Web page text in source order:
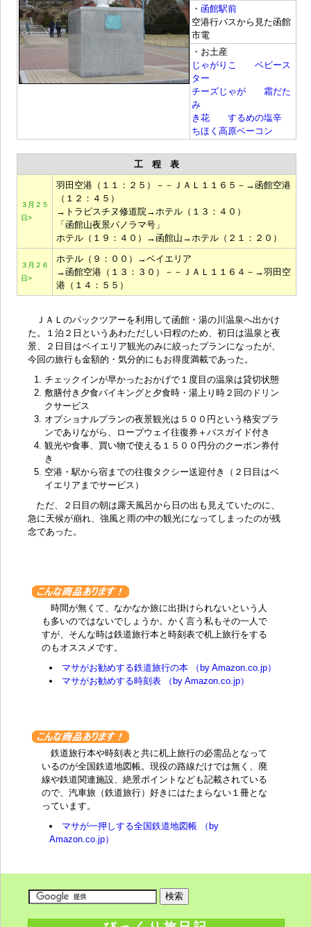
・ 函館駅前
空港行バスから見た函館
市電
・お土産
じゃがりこ
ベビース
ター
チーズじゃが
霜だた
み
き花
するめの塩辛
ちほく高原ベーコン
工 程 表
３月２５
日>
羽田空港（１１：２５）－－ＪＡＬ１１６５－→函館空港
（１２：４５）
→トラピスチヌ修道院→ホテル（１３：４０）
「函館山夜景パノラマ号」
ホテル（１９：４０）→函館山→ホテル（２１：２０）
３月２６
日>
ホテル（９：００）→ベイエリア
→函館空港（１３：３０）－－ＪＡＬ１１６４－→羽田空
港（１４：５５）
ＪＡＬのパックツアーを利用して函館・湯の川温泉へ出かけ
た。１泊２日というあわただしい日程のため、初日は温泉と夜
景、２日目はベイエリア観光のみに絞ったプランになったが、
今回の旅行も金額的・気分的にもお得度満載であった。
チェックインが早かったおかげで１度目の温泉は貸切状態
敷膳付き夕食バイキングと夕食時・湯上り時２回のドリン
クサービス
オプショナルプランの夜景観光は５００円という格安プラ
ンでありながら、ロープウェイ往復券＋バスガイド付き
観光や食事、買い物で使える１５００円分のクーポン券付
き
空港・駅から宿までの往復タクシー送迎付き（２日目はベ
イエリアまでサービス）
ただ、２日目の朝は露天風呂から日の出も見えていたのに、
急に天候が崩れ、強風と雨の中の観光になってしまったのが残
念であった。
時間が無くて、なかなか旅に出掛けられないという人
も多いのではないでしょうか。かく言う私もその一人で
すが、そんな時は鉄道旅行本と時刻表で机上旅行をする
のもオススメです。
マサがお勧めする鉄道旅行の本 （by Amazon.co.jp）
マサがお勧めする時刻表 （by Amazon.co.jp）
鉄道旅行本や時刻表と共に机上旅行の必需品となって
いるのが全国鉄道地図帳。現役の路線だけでは無く、廃
線や鉄道関連施設、絶景ポイントなども記載されている
ので、汽車旅（鉄道旅行）好きにはたまらない１冊とな
っています。
マサが一押しする全国鉄道地図帳 （by
Amazon.co.jp）